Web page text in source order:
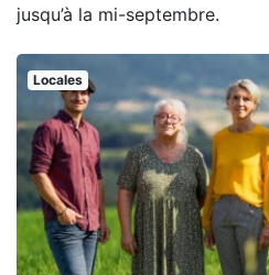
jusqu’à la mi-septembre.
Locales